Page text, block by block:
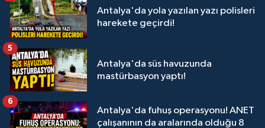
Antalya'da yola yazılan yazı polisleri
harekete geçirdi!
Antalya'da süs havuzunda
mastürbasyon yaptı!
5
Antalya'da fuhuş operasyonu! ANET
çalışanının da aralarında olduğu 8
6